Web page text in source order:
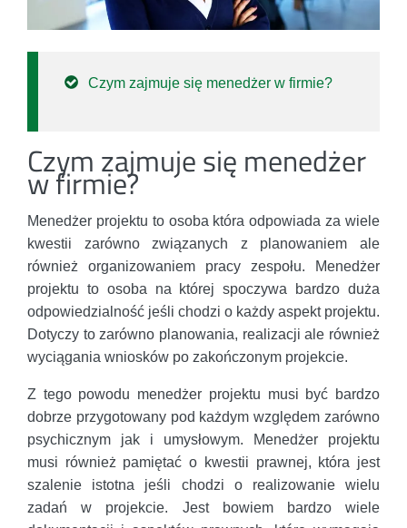
Czym zajmuje się menedżer w firmie?
Czym zajmuje się menedżer
w firmie?
Menedżer projektu to osoba która odpowiada za wiele
kwestii zarówno związanych z planowaniem ale
również organizowaniem pracy zespołu. Menedżer
projektu to osoba na której spoczywa bardzo duża
odpowiedzialność jeśli chodzi o każdy aspekt projektu.
Dotyczy to zarówno planowania, realizacji ale również
wyciągania wniosków po zakończonym projekcie.
Z tego powodu menedżer projektu musi być bardzo
dobrze przygotowany pod każdym względem zarówno
psychicznym jak i umysłowym. Menedżer projektu
musi również pamiętać o kwestii prawnej, która jest
szalenie istotna jeśli chodzi o realizowanie wielu
zadań w projekcie. Jest bowiem bardzo wiele